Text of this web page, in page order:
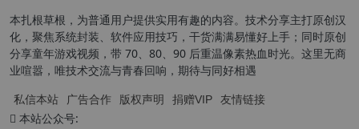
本扎根草根，为普通用户提供实用有趣的内容。技术分享主打原创汉
化，聚焦系统封装、软件应用技巧，干货满满易懂好上手；同时原创
分享童年游戏视频，带 70、80、90 后重温像素热血时光。这里无商
业喧嚣，唯技术交流与青春回响，期待与同好相遇
私信本站 广告合作 版权声明 捐赠VIP 友情链接
本站公众号: